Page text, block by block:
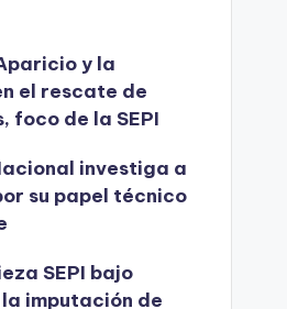
y la
el rescate de
foco de la SEPI
investiga a
su papel técnico
SEPI bajo
imputación de